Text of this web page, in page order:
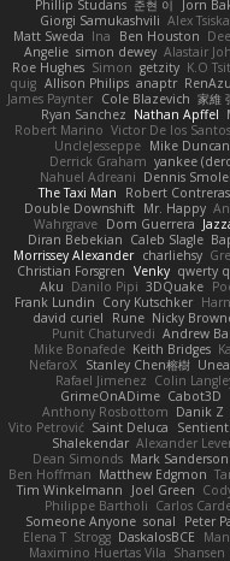
Phillip Studans 준현 이 Jorn
Giorgi Samukashvili Alex
Matt Sweda Ina Ben Houston
Angelie simon dewey Alastair
Roe Hughes Simon getzity K.O
quig Allison Philips anaptr
James Paynter Cole Blazevich 家維
Ryan Sanchez Nathan Apffel
Robert Marino Victor De los Santos
UncleJesseppe Mike Duncan
Derrick Graham yankee
Nahuel Adreani Dennis
The Taxi Man
Robert Contreras
Double Downshift Mr. Happy
Wahrgrave Dom Guerrera
Diran Bebekian Caleb Slagle
Morrissey Alexander charliehsy
Christian Forsgren Venky qwerty
Aku Danilo Pipi 3DQuake
Frank Lundin Cory Kutschker
david curiel
Rune Nicky
Punit Chaturvedi Andrew
Mike Bonafede Keith Bridges
NefaroX Stanley Chen榕樹
Rafael Jimenez Colin
GrimeOnADime Cabot3D
Anthony Rosbottom Danik Z
Vito Petrović Saint Deluca
Shalekendar Alexander
Dean Simonds Mark Sanderson
Ben Hoffman Matthew Edgmon
Tim Winkelmann
Joel Green
Philippe Bartholi Carlos
Someone Anyone sonal Peter
Elena T Strogg DaskalosBCE
Maximino Huertas Vila Shansen